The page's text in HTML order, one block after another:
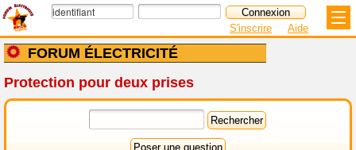
FORUM ÉLECTRICITÉ
S'inscrire Aide
Protection pour deux prises